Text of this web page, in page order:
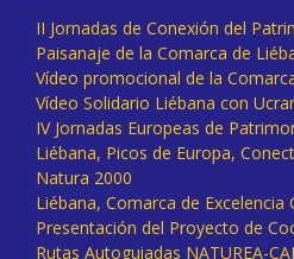
II Jornadas de Conexión del
Paisanaje de la Comarca de
Vídeo promocional de la
Vídeo Solidario Liébana con
IV Jornadas Europeas de
Liébana, Picos de Europa,
Natura 2000
Liébana, Comarca de Excelencia
Presentación del Proyecto de
Rutas Autoguiadas NATUREA-